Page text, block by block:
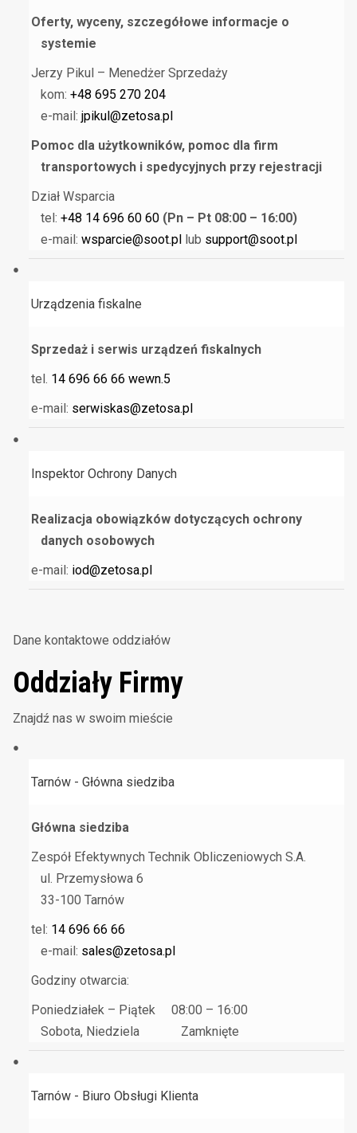
Oferty, wyceny, szczegółowe informacje o
systemie
Jerzy Pikul – Menedżer Sprzedaży
kom: +48 695 270 204
e-mail: jpikul@zetosa.pl
Pomoc dla użytkowników, pomoc dla firm
transportowych i spedycyjnych przy rejestracji
Dział Wsparcia
tel: +48 14 696 60 60 (Pn – Pt 08:00 – 16:00)
e-mail: wsparcie@soot.pl lub support@soot.pl
Urządzenia fiskalne
Sprzedaż i serwis urządzeń fiskalnych
tel. 14 696 66 66 wewn.5
e-mail: serwiskas@zetosa.pl
Inspektor Ochrony Danych
Realizacja obowiązków dotyczących ochrony
danych osobowych
e-mail: iod@zetosa.pl
Dane kontaktowe oddziałów
Oddziały Firmy
Znajdź nas w swoim mieście
Tarnów - Główna siedziba
Główna siedziba
Zespół Efektywnych Technik Obliczeniowych S.A.
ul. Przemysłowa 6
33-100 Tarnów
tel: 14 696 66 66
e-mail: sales@zetosa.pl
Godziny otwarcia:
Poniedziałek – Piątek 08:00 – 16:00
Sobota, Niedziela Zamknięte
Tarnów - Biuro Obsługi Klienta